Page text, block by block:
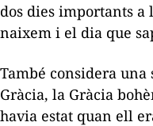
dos dies importants
naixem i el dia que
També considera
Gràcia, la Gràcia
havia estat quan ell